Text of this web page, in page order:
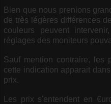
Bien que nous prenions
de très légères différences
couleurs peuvent
réglages des moniteurs
Sauf mention contraire, les
cette indication apparait
prix.
Les prix s'entendent en